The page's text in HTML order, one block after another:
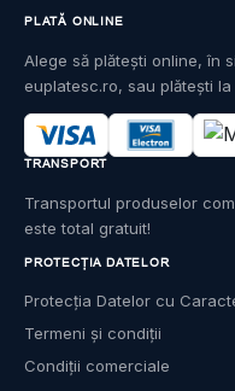
PROTECȚIA DATELOR
Protecția Datelor cu
Termeni și condiții
Condiții comerciale
PLATĂ ONLINE
Alege să plătești online, în
euplatesc.ro, sau plătești la
TRANSPORT
Transportul produselor
este total gratuit!